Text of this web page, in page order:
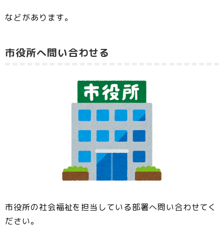
などがあります。
市役所へ問い合わせる
市役所の社会福祉を担当している部署へ問い合わせてく
ださい。